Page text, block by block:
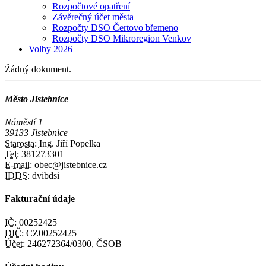
Rozpočtové opatření
Závěrečný účet města
Rozpočty DSO Čertovo břemeno
Rozpočty DSO Mikroregion Venkov
Volby 2026
Žádný dokument.
Město Jistebnice
Náměstí 1
39133 Jistebnice
Starosta: Ing. Jiří Popelka
Tel: 381273301
E-mail: obec@jistebnice.cz
IDDS: dvibdsi
Fakturační údaje
IČ: 00252425
DIČ: CZ00252425
Účet: 246272364/0300, ČSOB